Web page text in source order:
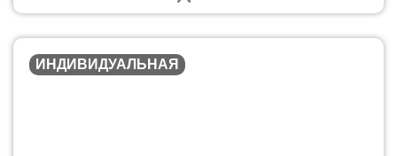
ИНДИВИДУАЛЬНАЯ